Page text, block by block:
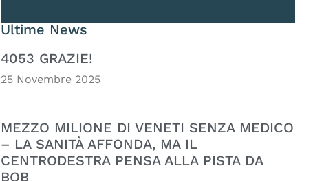
Ultime News
4053 GRAZIE!
25 Novembre 2025
MEZZO MILIONE DI VENETI SENZA MEDICO
– LA SANITÀ AFFONDA, MA IL
CENTRODESTRA PENSA ALLA PISTA DA
BOB